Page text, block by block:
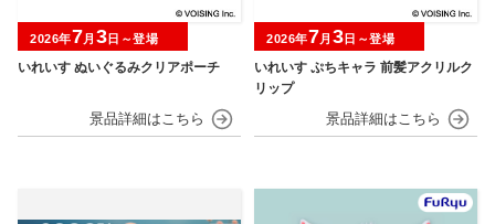
いれいす ぬいぐるみクリアポーチ
2026年7月 3日～登場
いれいす ぷちキャラ 前髪アクリルク
リップ
2026年7月 3日～登場